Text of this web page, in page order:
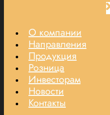
О компании
Направления
Продукция
Розница
Инвесторам
Новости
Контакты